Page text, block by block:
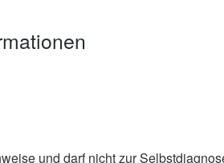
und darf nicht zur